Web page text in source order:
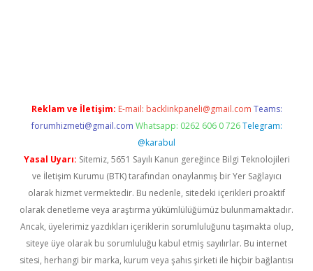
Reklam ve İletişim: E-mail: backlinkpaneli@gmail.com Teams:
forumhizmeti@gmail.com Whatsapp: 0262 606 0 726 Telegram:
@karabul
Yasal Uyarı: Sitemiz, 5651 Sayılı Kanun gereğince Bilgi Teknolojileri
ve İletişim Kurumu (BTK) tarafından onaylanmış bir Yer Sağlayıcı
olarak hizmet vermektedir. Bu nedenle, sitedeki içerikleri proaktif
olarak denetleme veya araştırma yükümlülüğümüz bulunmamaktadır.
Ancak, üyelerimiz yazdıkları içeriklerin sorumluluğunu taşımakta olup,
siteye üye olarak bu sorumluluğu kabul etmiş sayılırlar. Bu internet
sitesi, herhangi bir marka, kurum veya şahıs şirketi ile hiçbir bağlantısı